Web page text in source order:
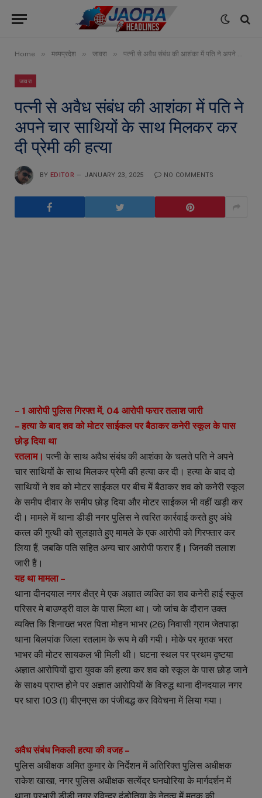
Home » मध्यप्रदेश » जावरा » पत्नी से अवैध संबंध की आशंका में पति ने अपने चार साथियों के साथ मिलकर कर दी प्रेमी की हत्या
जावरा
पत्नी से अवैध संबंध की आशंका में पति ने
अपने चार साथियों के साथ मिलकर कर
दी प्रेमी की हत्या
BY EDITOR JANUARY 23, 2025 NO COMMENTS
– 1 आरोपी पुलिस गिरफ्त में, 04 आरोपी फरार तलाश जारी
– हत्या के बाद शव को मोटर साईकल पर बैठाकर कनेरी स्कूल के पास
छोड़ दिया था
रतलाम। पत्नी के साथ अवैध संबंध की आशंका के चलते पति ने अपने
चार साथियों के साथ मिलकर प्रेमी की हत्या कर दी। हत्या के बाद दो
साथियों ने शव को मोटर साईकल पर बीच में बैठाकर शव को कनेरी स्कूल
के समीप दीवार के समीप छोड़ दिया और मोटर साईकल भी वहीं खड़ी कर
दी। मामले में थाना डीडी नगर पुलिस ने त्वरित कार्रवाई करते हुए अंधे
कत्ल की गुत्थी को सुलझाते हुए मामले के एक आरोपी को गिरफ्तार कर
लिया हैं, जबकि पति सहित अन्य चार आरोपी फरार हैं। जिनकी तलाश
जारी हैं।
यह था मामला –
थाना दीनदयाल नगर क्षैत्र मे एक अज्ञात व्यक्ति का शव कनेरी हाई स्कुल
परिसर मे बाउण्ड्री वाल के पास मिला था। जो जांच के दौरान उक्त
व्यक्ति कि शिनाख्त भरत पिता मोहन भाभर (26) निवासी ग्राम जेतपाड़ा
थाना बिलपांक जिला रतलाम के रूप मे की गयी। मोके पर मृतक भरत
भाभर की मोटर सायकल भी मिली थी। घटना स्थल पर प्रथम दृष्टया
अज्ञात आरोपियों द्वारा युवक की हत्या कर शव को स्कूल के पास छोड़ जाने
के साक्ष्य प्राप्त होने पर अज्ञात आरोपियों के विरुद्ध थाना दीनदयाल नगर
पर धारा 103 (1) बीएनएस का पंजीबद्ध कर विवेचना में लिया गया।
अवैध संबंध निकली हत्या की वजह –
पुलिस अधीक्षक अमित कुमार के निर्देशन में अतिरिक्त पुलिस अधीक्षक
राकेश खाखा, नगर पुलिस अधीक्षक सत्येंद्र घनघोरिया के मार्गदर्शन में